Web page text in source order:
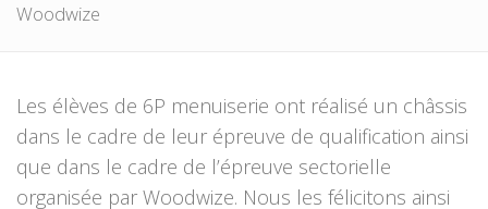
Woodwize
Les élèves de 6P menuiserie ont réalisé un châssis
dans le cadre de leur épreuve de qualification ainsi
que dans le cadre de l’épreuve sectorielle
organisée par Woodwize. Nous les félicitons ainsi